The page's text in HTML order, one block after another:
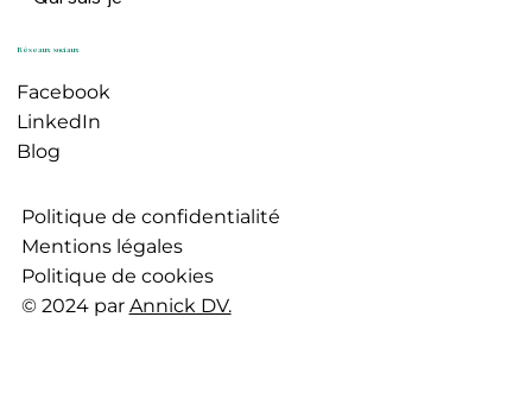
Réseaux sociaux
Facebook
LinkedIn
Blog
Politique de confidentialité
Mentions légales
Politique de cookies
© 2024 par Annick DV.